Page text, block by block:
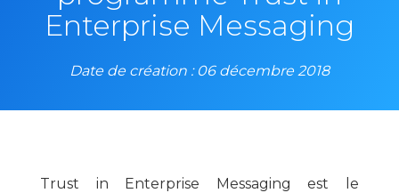
Enterprise Messaging
Date de création : 06 décembre 2018
Trust in Enterprise Messaging est le